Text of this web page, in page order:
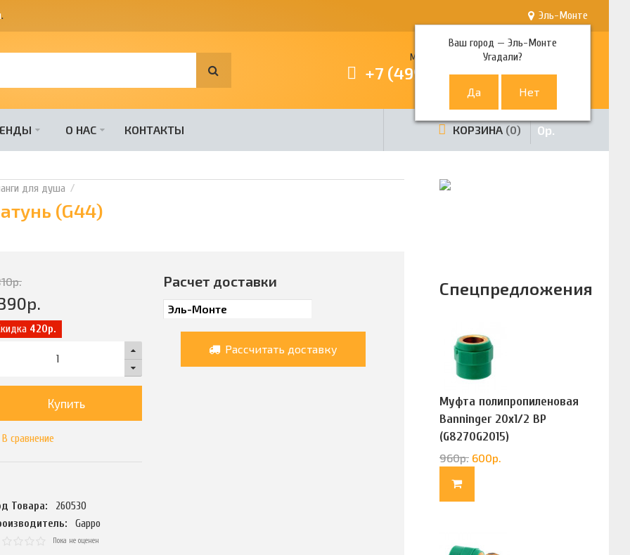
. Эль-Монте
Ваш город —Эль-Монте
Угадали?
Многоканальный телефон
+7 (499) 380-80-80
О НАС КОНТАКТЫ КОРЗИНА 0 0р.
для душа
(G44)
р.
р.
420р.
Купить
В сравнение
Товара:
260530
Gappo
Пока не оценен
Расчет доставки
Рассчитать доставку
Спецпредложения
Муфта полипропиленовая
Banninger 20х1/2 ВР
(G8270G2015)
960р. 600р.